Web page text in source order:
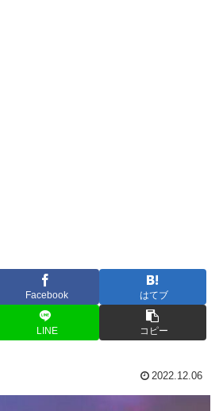
Facebook はてブ
LINE コピー
2022.12.06